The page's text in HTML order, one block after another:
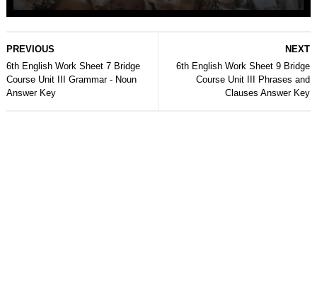
NEXT
6th English Work Sheet 9 Bridge
Course Unit III Phrases and
Clauses Answer Key
PREVIOUS
6th English Work Sheet 7 Bridge
Course Unit III Grammar - Noun
Answer Key